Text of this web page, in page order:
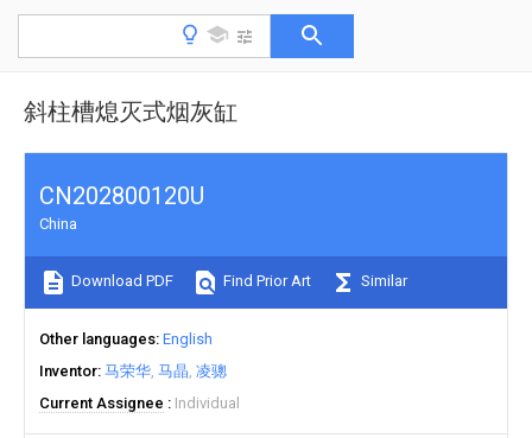
斜柱槽熄灭式烟灰缸
CN202800120U
China
Download PDF Find Prior Art Similar
Other languages English
Inventor 马荣华 马晶 凌骢
Current Assignee
Individual